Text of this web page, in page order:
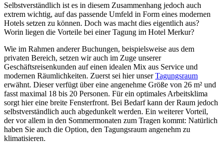
Selbstverständlich ist es in diesem Zusammenhang jedoch auch
extrem wichtig, auf das passende Umfeld in Form eines modernen
Hotels setzen zu können. Doch was macht dies eigentlich aus?
Worin liegen die Vorteile bei einer Tagung im Hotel Merkur?
Wie im Rahmen anderer Buchungen, beispielsweise aus dem
privaten Bereich, setzen wir auch im Zuge unserer
Geschäftsreisenkunden auf einen idealen Mix aus Service und
modernen Räumlichkeiten. Zuerst sei hier unserTagungsraum
erwähnt. Dieser verfügt über eine angenehme Größe von 26 m² und
fasst maximal 18 bis 20 Personen. Für ein optimales Arbeitsklima
sorgt hier eine breite Fensterfront. Bei Bedarf kann der Raum jedoch
selbstverständlich auch abgedunkelt werden. Ein weiterer Vorteil,
der vor allem in den Sommermonaten zum Tragen kommt: Natürlich
haben Sie auch die Option, den Tagungsraum angenehm zu
klimatisieren.